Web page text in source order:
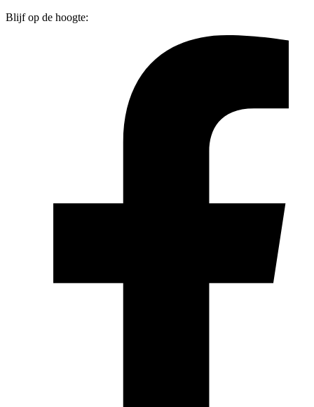
Blijf op de hoogte: